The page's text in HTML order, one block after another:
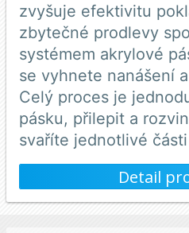
zvyšuje efektivitu
zbytečné prodlevy
systémem akrylové
se vyhnete nanášení
Celý proces je
pásku, přilepit a
svaříte jednotlivé
Detail